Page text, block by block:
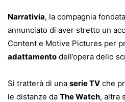
Narrativia, la compagnia
annunciato di aver stretto un
Content e Motive Pictures per
adattamento dell’opera dello
Si tratterà di una serie TV che
le distanze da The Watch, altra